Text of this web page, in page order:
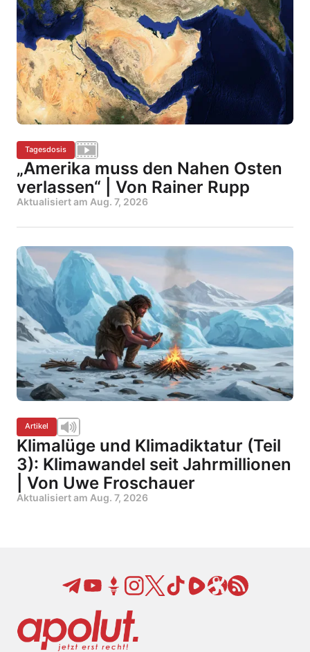
Tagesdosis
„Amerika muss den Nahen Osten
verlassen“ | Von Rainer Rupp
Aktualisiert am Aug. 7, 2026
Artikel
Klimalüge und Klimadiktatur (Teil
3): Klimawandel seit Jahrmillionen
| Von Uwe Froschauer
Aktualisiert am Aug. 7, 2026